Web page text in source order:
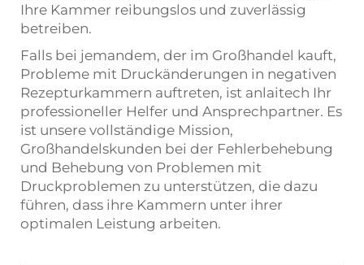
Ihre Kammer reibungslos und zuverlässig
betreiben.
Falls bei jemandem, der im Großhandel kauft,
Probleme mit Druckänderungen in negativen
Rezepturkammern auftreten, ist anlaitech Ihr
professioneller Helfer und Ansprechpartner. Es
ist unsere vollständige Mission,
Großhandelskunden bei der Fehlerbehebung
und Behebung von Problemen mit
Druckproblemen zu unterstützen, die dazu
führen, dass ihre Kammern unter ihrer
optimalen Leistung arbeiten.